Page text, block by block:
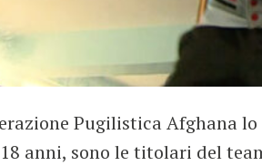
Pugilistica Afghana
anni, sono le titolari del